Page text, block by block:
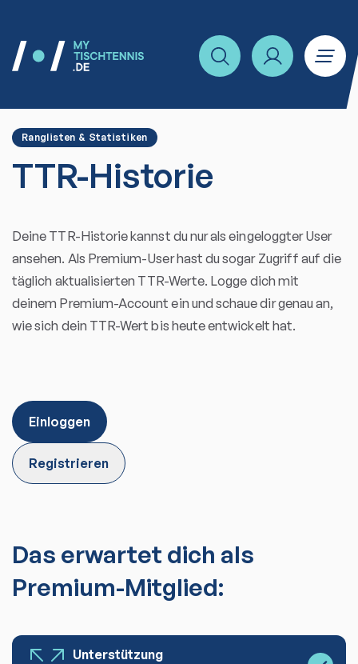
Ranglisten & Statistiken
TTR-Historie
Deine TTR-Historie kannst du nur als eingeloggter User
ansehen. Als Premium-User hast du sogar Zugriff auf die
täglich aktualisierten TTR-Werte. Logge dich mit
deinem Premium-Account ein und schaue dir genau an,
wie sich dein TTR-Wert bis heute entwickelt hat.
Einloggen
Registrieren
Das erwartet dich als
Premium-Mitglied:
Unterstützung